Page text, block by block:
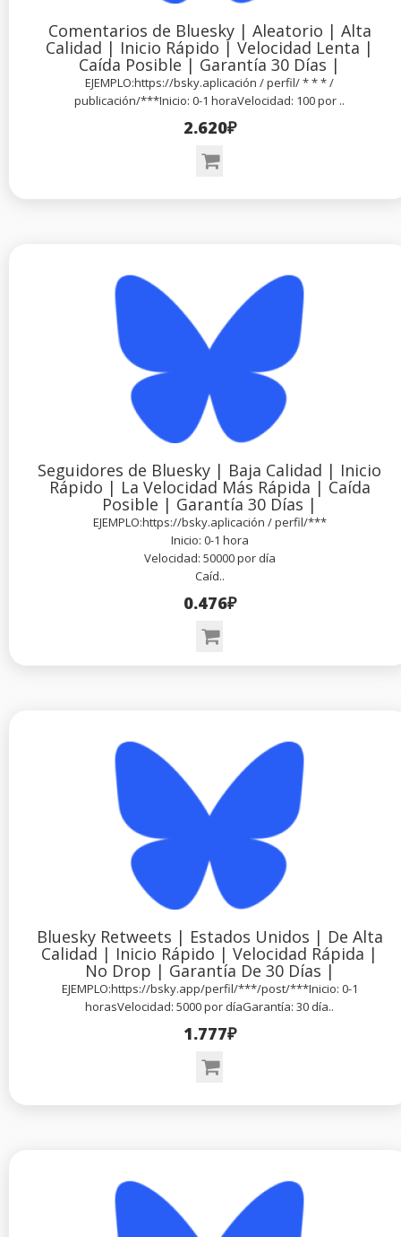
Comentarios de Bluesky | Aleatorio | Alta
Calidad | Inicio Rápido | Velocidad Lenta |
Caída Posible | Garantía 30 Días |
EJEMPLO:https://bsky.aplicación / perfil/ * * * /
publicación/***Inicio: 0-1 horaVelocidad: 100 por ..
2.620₽
Seguidores de Bluesky | Baja Calidad | Inicio
Rápido | La Velocidad Más Rápida | Caída
Posible | Garantía 30 Días |
EJEMPLO:https://bsky.aplicación / perfil/***
Inicio: 0-1 hora
Velocidad: 50000 por día
Caíd..
0.476₽
Bluesky Retweets | Estados Unidos | De Alta
Calidad | Inicio Rápido | Velocidad Rápida |
No Drop | Garantía De 30 Días |
EJEMPLO:https://bsky.app/perfil/***/post/***Inicio: 0-1
horasVelocidad: 5000 por díaGarantía: 30 día..
1.777₽